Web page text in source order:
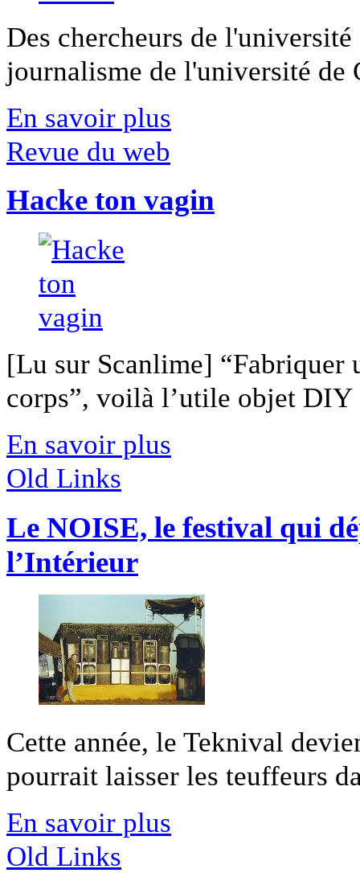
Des chercheurs de
journalisme de l'université
En savoir plus
Revue du web
Hacke ton vagin
[Lu sur Scanlime] “Fabriquer
corps”, voilà l’utile objet
En savoir plus
Old Links
Le NOISE, le festival qui
l’Intérieur
Cette année, le Teknival
pourrait laisser les teuffeurs
En savoir plus
Old Links